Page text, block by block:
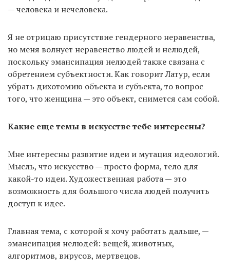
— человека и нечеловека.
Я не отрицаю присутствие гендерного неравенства,
но меня волнует неравенство людей и нелюдей,
поскольку эмансипация нелюдей также связана с
обретением субъектности. Как говорит Латур, если
убрать дихотомию объекта и субъекта, то вопрос
того, что женщина — это объект, снимется сам собой.
Какие еще темы в искусстве тебе интересны?
Мне интересны развитие идеи и мутация идеологий.
Мысль, что искусство — просто форма, тело для
какой-то идеи. Художественная работа — это
возможность для большого числа людей получить
доступ к идее.
Главная тема, с которой я хочу работать дальше, —
эмансипация нелюдей: вещей, животных,
алгоритмов, вирусов, мертвецов.